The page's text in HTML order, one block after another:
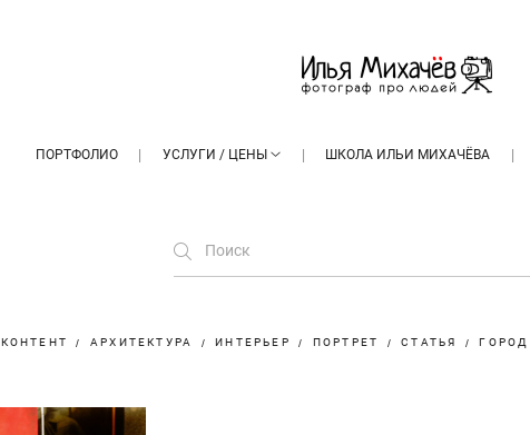
ПОРТФОЛИО УСЛУГИ / ЦЕНЫ ШКОЛА ИЛЬИ МИХАЧЁВА
КОНТЕНТ АРХИТЕКТУРА ИНТЕРЬЕР ПОРТРЕТ СТАТЬЯ ГОРОД